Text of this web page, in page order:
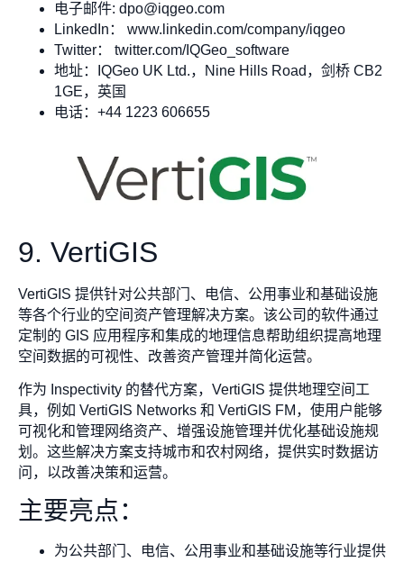
电子邮件: dpo@iqgeo.com
LinkedIn： www.linkedin.com/company/iqgeo
Twitter： twitter.com/IQGeo_software
地址：IQGeo UK Ltd.，Nine Hills Road，剑桥 CB2
1GE，英国
电话：+44 1223 606655
9. VertiGIS
VertiGIS 提供针对公共部门、电信、公用事业和基础设施
等各个行业的空间资产管理解决方案。该公司的软件通过
定制的 GIS 应用程序和集成的地理信息帮助组织提高地理
空间数据的可视性、改善资产管理并简化运营。
作为 Inspectivity 的替代方案，VertiGIS 提供地理空间工
具，例如 VertiGIS Networks 和 VertiGIS FM，使用户能够
可视化和管理网络资产、增强设施管理并优化基础设施规
划。这些解决方案支持城市和农村网络，提供实时数据访
问，以改善决策和运营。
主要亮点：
为公共部门、电信、公用事业和基础设施等行业提供